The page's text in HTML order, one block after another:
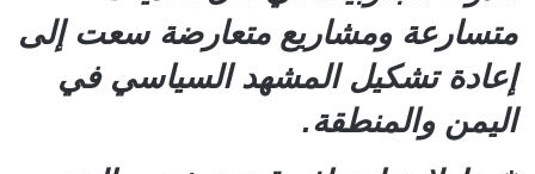
متسارعة ومشاريع متعارضة سعت إلى
إعادة تشكيل المشهد السياسي في
اليمن والمنطقة.